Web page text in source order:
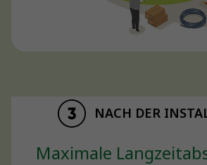
NACH DER
Maximale